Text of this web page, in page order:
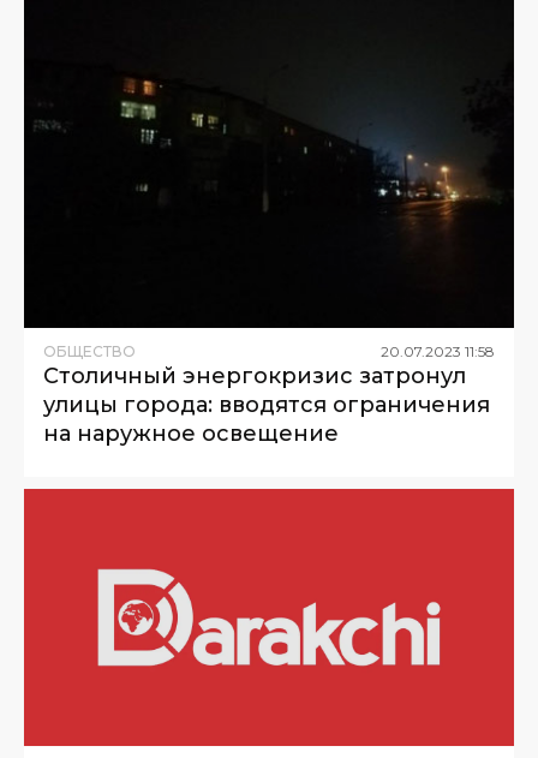
ОБЩЕСТВО 20 07 2023 11:58
Столичный энергокризис затронул
улицы города: вводятся ограничения
на наружное освещение